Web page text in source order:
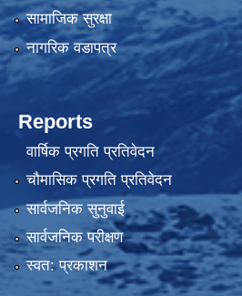
सामाजिक सुरक्षा
नागरिक वडापत्र
Reports
वार्षिक प्रगति प्रतिवेदन
चौमासिक प्रगति प्रतिवेदन
सार्वजनिक सुनुवाई
सार्वजनिक परीक्षण
स्वत: प्रकाशन